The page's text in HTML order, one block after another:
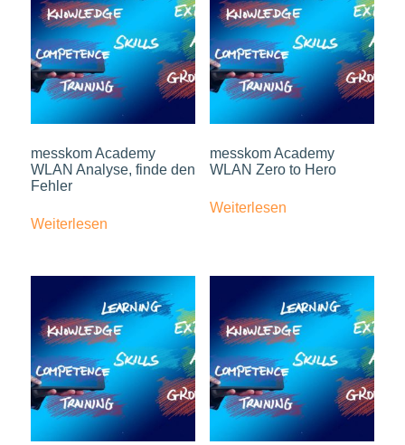
messkom Academy
WLAN Analyse, finde den
Fehler
Weiterlesen
messkom Academy
WLAN Zero to Hero
Weiterlesen